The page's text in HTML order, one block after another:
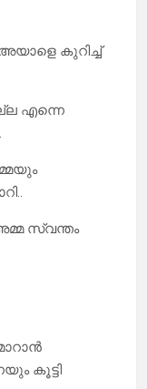
കുറിച്ച്
എന്നെ
സ്വന്തം
കൂട്ടി